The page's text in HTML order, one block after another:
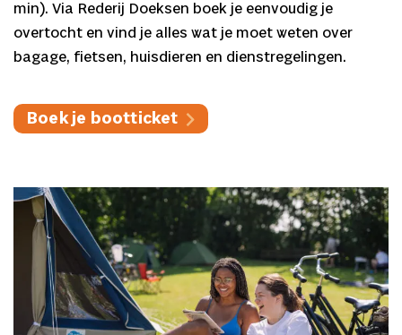
min). Via Rederij Doeksen boek je eenvoudig je
overtocht en vind je alles wat je moet weten over
bagage, fietsen, huisdieren en dienstregelingen.
Boek je bootticket